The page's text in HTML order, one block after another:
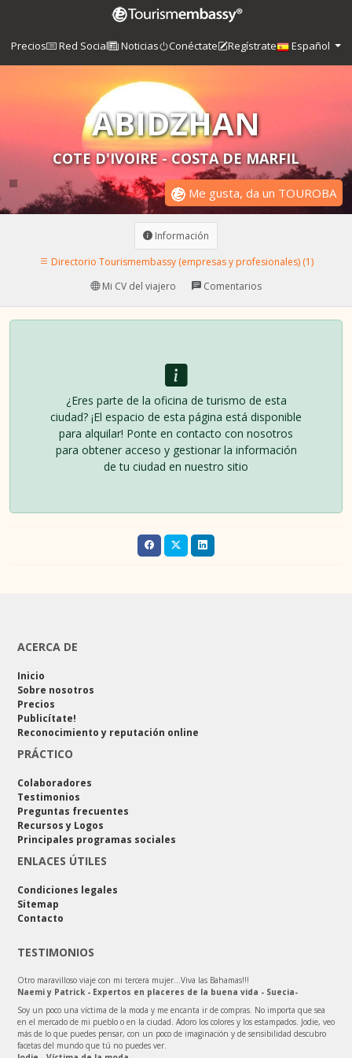
Precios Red Social Noticias Conéctate Regístrate Español
ABIDZHAN
COTE D'IVOIRE - COSTA DE MARFIL
Me gusta, da un TOUROBA
Información
Directorio Tourismembassy (empresas y profesionales) (1)
Mi CV del viajero
Comentarios
¿Eres parte de la oficina de turismo de esta
ciudad? ¡El espacio de esta página está disponible
para alquilar! Ponte en contacto con nosotros
para obtener acceso y gestionar la información
de tu ciudad en nuestro sitio
ACERCA DE
Inicio
Sobre nosotros
Precios
Publicítate!
Reconocimiento y reputación online
PRÁCTICO
Colaboradores
Testimonios
Preguntas frecuentes
Recursos y Logos
Principales programas sociales
ENLACES ÚTILES
Condiciones legales
Sitemap
Contacto
TESTIMONIOS
Otro maravilloso viaje con mi tercera mujer…Viva las Bahamas!!!
Naemi y Patrick - Expertos en placeres de la buena vida - Suecia-
Soy un poco una víctima de la moda y me encanta ir de compras. No importa que sea
en el mercado de mi pueblo o en la ciudad. Adoro los colores y los estampados. Jodie, veo
más de lo que puedes pensar, con un poco de imaginación y de sensibilidad descubro
facetas del mundo que tú no puedes ver.